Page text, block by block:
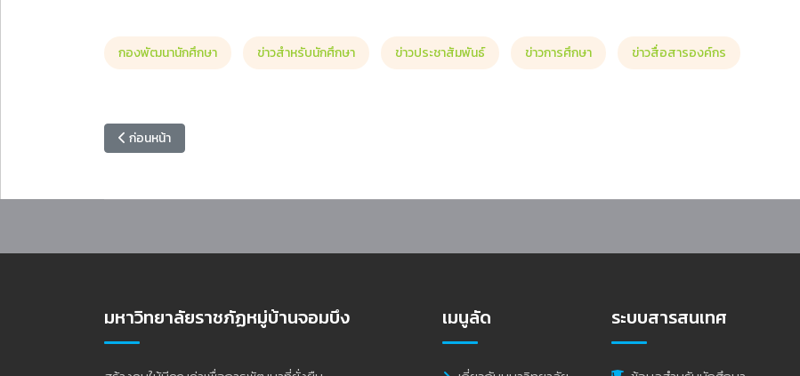
กองพัฒนานักศึกษา ข่าวสำหรับนักศึกษา ข่าวประชาสัมพันธ์ ข่าวการศึกษา ข่าวสื่อสารองค์กร
เนื้อหาก่อนหน้า: สำนักวิทยบริการฯ แนะนำหนังสือ ครั้งที่ 93 (5 E-Books ยอดนิยมบน BOOKDOSE PATH E-LIBRARY
ก่อนหน้า
มหาวิทยาลัยราชภัฏหมู่บ้านจอมบึง เมนูลัด ระบบสารสนเทศ